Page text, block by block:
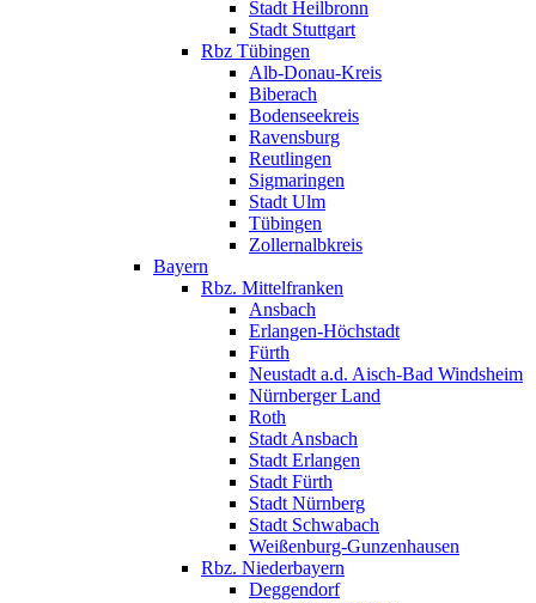
Stadt Heilbronn
Stadt Stuttgart
Rbz Tübingen
Alb-Donau-Kreis
Biberach
Bodenseekreis
Ravensburg
Reutlingen
Sigmaringen
Stadt Ulm
Tübingen
Zollernalbkreis
Bayern
Rbz. Mittelfranken
Ansbach
Erlangen-Höchstadt
Fürth
Neustadt a.d. Aisch-Bad Windsheim
Nürnberger Land
Roth
Stadt Ansbach
Stadt Erlangen
Stadt Fürth
Stadt Nürnberg
Stadt Schwabach
Weißenburg-Gunzenhausen
Rbz. Niederbayern
Deggendorf